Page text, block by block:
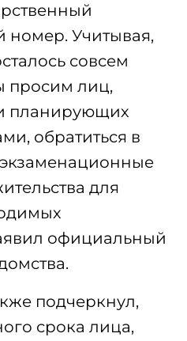
номер. Учитывая,
совсем
просим лиц,
планирующих
обратиться в
для
официальный
подчеркнул,
срока лица,